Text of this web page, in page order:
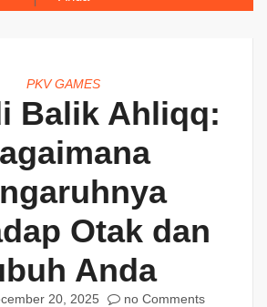
PKV GAMES
Balik Ahliqq:
Otak dan
Anda
20, 2025 no Comments